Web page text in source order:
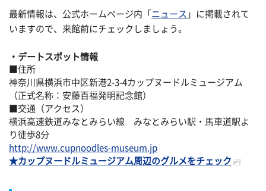
最新情報は、公式ホームページ内「 ニュース 」に掲載されて
いますので、来館前にチェックしましょう。
デートスポット情報
■住所
神奈川県横浜市中区新港2-3-4カップヌードルミュージアム
（正式名称：安藤百福発明記念館）
■交通（アクセス）
横浜高速鉄道みなとみらい線 みなとみらい駅・馬車道駅よ
り徒歩8分
http://www.cupnoodles-museum.jp
★カップヌードルミュージアム周辺のグルメをチェック